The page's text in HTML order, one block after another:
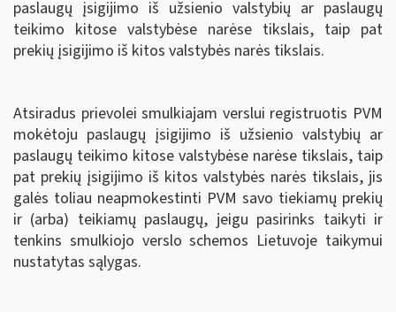
paslaugų įsigijimo iš užsienio valstybių ar paslaugų
teikimo kitose valstybėse narėse tikslais, taip pat
prekių įsigijimo iš kitos valstybės narės tikslais.
Atsiradus prievolei smulkiajam verslui registruotis PVM
mokėtoju paslaugų įsigijimo iš užsienio valstybių ar
paslaugų teikimo kitose valstybėse narėse tikslais, taip
pat prekių įsigijimo iš kitos valstybės narės tikslais, jis
galės toliau neapmokestinti PVM savo tiekiamų prekių
ir (arba) teikiamų paslaugų, jeigu pasirinks taikyti ir
tenkins smulkiojo verslo schemos Lietuvoje taikymui
nustatytas sąlygas.